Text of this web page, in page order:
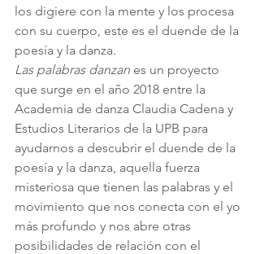
los digiere con la mente y los procesa
con su cuerpo, este es el duende de la
poesía y la danza.
Las palabras danzan es un proyecto
que surge en el año 2018 entre la
Academia de danza Claudia Cadena y
Estudios Literarios de la UPB para
ayudarnos a descubrir el duende de la
poesía y la danza, aquella fuerza
misteriosa que tienen las palabras y el
movimiento que nos conecta con el yo
más profundo y nos abre otras
posibilidades de relación con el